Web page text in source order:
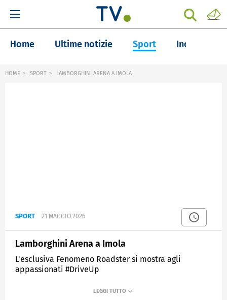
Home Ultime notizie Sport Inchieste
HOME SPORT LAMBORGHINI ARENA A IMOLA
SPORT 21 MAGGIO 2026
Lamborghini Arena a Imola
L'esclusiva Fenomeno Roadster si mostra agli
appassionati #DriveUp
SPORTMEDIASET